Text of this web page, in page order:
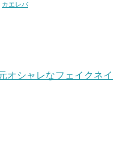
カエレバ
オシャレなフェイクネイ